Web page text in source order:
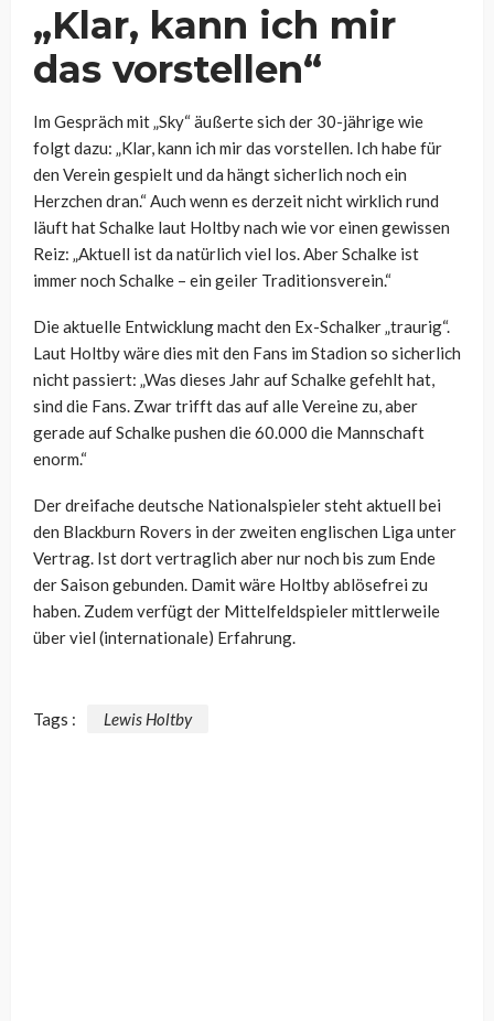
„Klar, kann ich mir
das vorstellen“
Im Gespräch mit „Sky“ äußerte sich der 30-jährige wie
folgt dazu: „Klar, kann ich mir das vorstellen. Ich habe für
den Verein gespielt und da hängt sicherlich noch ein
Herzchen dran.“ Auch wenn es derzeit nicht wirklich rund
läuft hat Schalke laut Holtby nach wie vor einen gewissen
Reiz: „Aktuell ist da natürlich viel los. Aber Schalke ist
immer noch Schalke – ein geiler Traditionsverein.“
Die aktuelle Entwicklung macht den Ex-Schalker „traurig“.
Laut Holtby wäre dies mit den Fans im Stadion so sicherlich
nicht passiert: „Was dieses Jahr auf Schalke gefehlt hat,
sind die Fans. Zwar trifft das auf alle Vereine zu, aber
gerade auf Schalke pushen die 60.000 die Mannschaft
enorm.“
Der dreifache deutsche Nationalspieler steht aktuell bei
den Blackburn Rovers in der zweiten englischen Liga unter
Vertrag. Ist dort vertraglich aber nur noch bis zum Ende
der Saison gebunden. Damit wäre Holtby ablösefrei zu
haben. Zudem verfügt der Mittelfeldspieler mittlerweile
über viel (internationale) Erfahrung.
Tags : Lewis Holtby